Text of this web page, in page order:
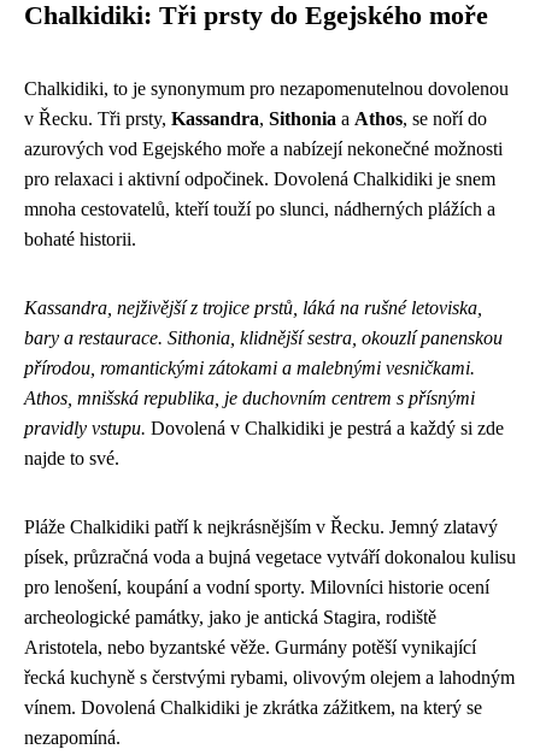
Chalkidiki: Tři prsty do Egejského moře
Chalkidiki, to je synonymum pro nezapomenutelnou dovolenou
v Řecku. Tři prsty, Kassandra, Sithonia a Athos, se noří do
azurových vod Egejského moře a nabízejí nekonečné možnosti
pro relaxaci i aktivní odpočinek. Dovolená Chalkidiki je snem
mnoha cestovatelů, kteří touží po slunci, nádherných plážích a
bohaté historii.
Kassandra, nejživější z trojice prstů, láká na rušné letoviska,
bary a restaurace. Sithonia, klidnější sestra, okouzlí panenskou
přírodou, romantickými zátokami a malebnými vesničkami.
Athos, mnišská republika, je duchovním centrem s přísnými
pravidly vstupu. Dovolená v Chalkidiki je pestrá a každý si zde
najde to své.
Pláže Chalkidiki patří k nejkrásnějším v Řecku. Jemný zlatavý
písek, průzračná voda a bujná vegetace vytváří dokonalou kulisu
pro lenošení, koupání a vodní sporty. Milovníci historie ocení
archeologické památky, jako je antická Stagira, rodiště
Aristotela, nebo byzantské věže. Gurmány potěší vynikající
řecká kuchyně s čerstvými rybami, olivovým olejem a lahodným
vínem. Dovolená Chalkidiki je zkrátka zážitkem, na který se
nezapomíná.